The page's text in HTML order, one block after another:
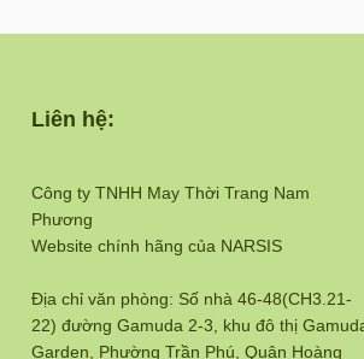
Công ty TNHH May Thời Trang Nam
Phương
Website chính hãng của NARSIS
Địa chỉ văn phòng: Số nhà 46-48(CH3.21-
22) đường Gamuda 2-3, khu đô thị
Garden, Phường Trần Phú, Quận Hoàng
Liên hệ: